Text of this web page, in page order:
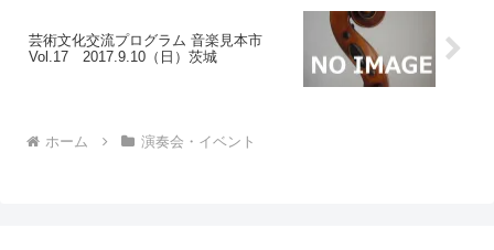
芸術文化交流プログラム 音楽見本市
Vol.17 2017.9.10（日）茨城
ホーム 演奏会・イベント